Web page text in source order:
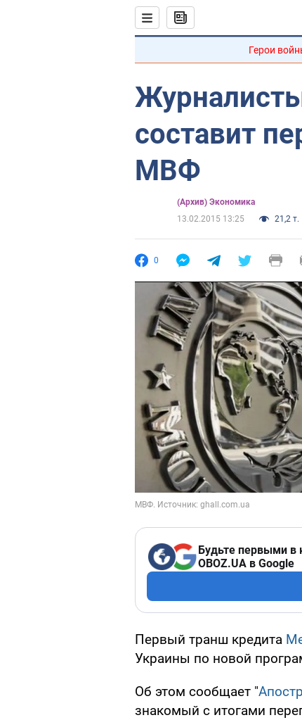
Герои
составит
МВФ
(Архив) Экономика
13.02.2015 13:25
21,2 т.
0
Будьте первыми в
OBOZ.UA в Google
Первый транш кредита
Украины по новой
Об этом сообщает "
знакомый с итогами